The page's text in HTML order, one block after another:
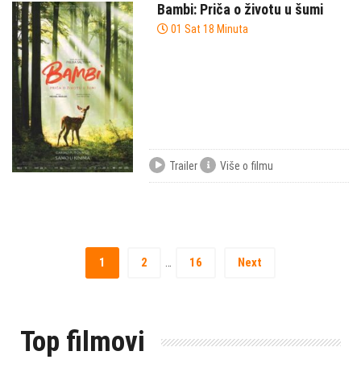
Bambi: Priča o životu u šumi
01 Sat 18 Minuta
Trailer Više o filmu
1 2 16 Next
Top filmovi